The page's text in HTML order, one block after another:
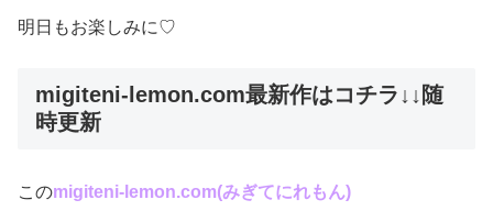
明日もお楽しみに♡
migiteni-lemon.com最新作はコチラ↓↓随
時更新
このmigiteni-lemon.com(みぎてにれもん)